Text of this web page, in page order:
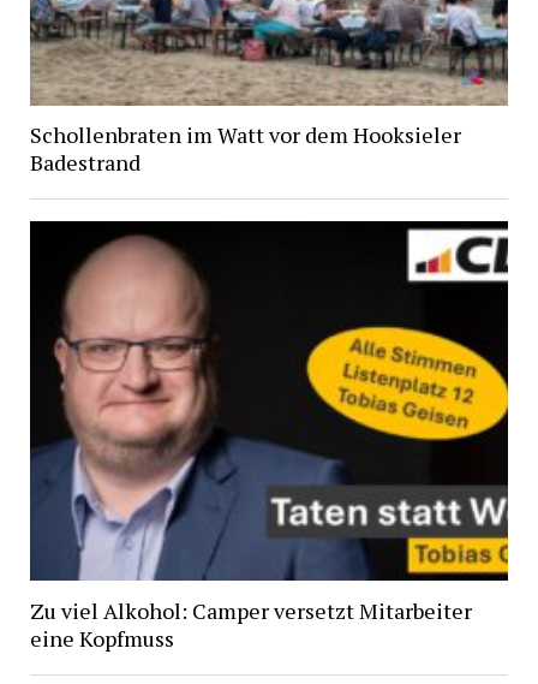
Schollenbraten im Watt vor dem Hooksieler
Badestrand
Zu viel Alkohol: Camper versetzt Mitarbeiter
eine Kopfmuss